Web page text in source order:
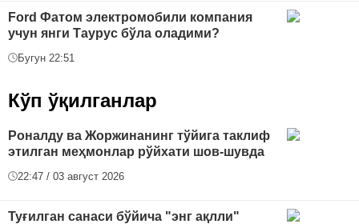
Ford Фатом электромобили компания
учун янги Таурус бўла оладими?
Бугун 22:51
Кўп ўқилганлар
Роналду ва Жоржинанинг тўйига таклиф
этилган меҳмонлар рўйхати шов-шувда
22:47 / 03 август 2026
Туғилган санаси бўйича "энг ақлли"